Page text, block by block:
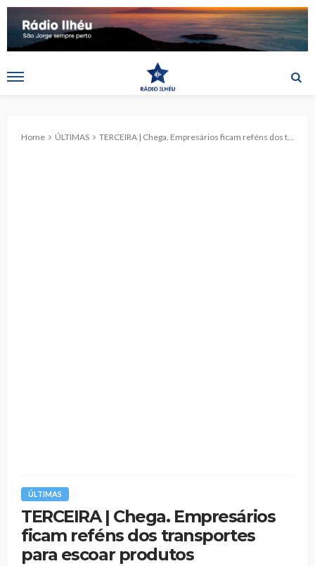
Home ÚLTIMAS TERCEIRA | Chega. Empresários ficam reféns dos transportes para escoar produtos
ÚLTIMAS
TERCEIRA | Chega. Empresários
ficam reféns dos transportes
para escoar produtos